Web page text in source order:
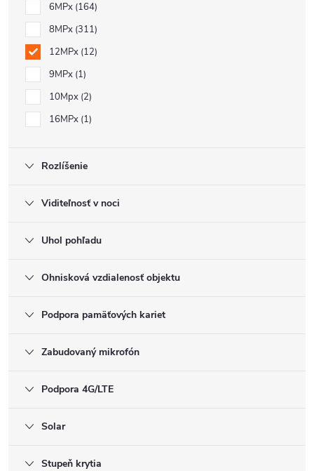
6MPx 164
8MPx 311
12MPx 12
9MPx 1
10Mpx 2
16MPx 1
Rozlíšenie
Viditeľnosť v noci
Uhol pohľadu
Ohnisková vzdialenosť objektu
Podpora pamäťových kariet
Zabudovaný mikrofón
Podpora 4G/LTE
Solar
Stupeň krytia